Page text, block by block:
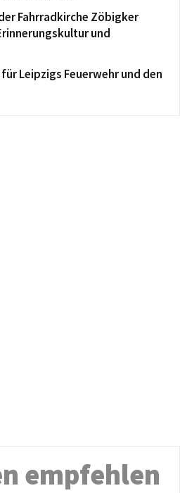
Fahrradkirche Zöbigker
und
Leipzigs Feuerwehr und den
empfehlen